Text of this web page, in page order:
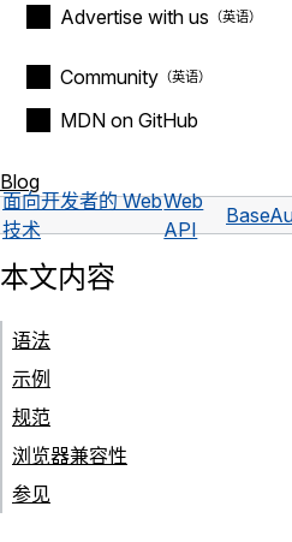
Advertise with us
Community
MDN on GitHub
Blog
面向开发者的 Web
技术
Web
API
本文内容
语法
示例
规范
浏览器兼容性
参见